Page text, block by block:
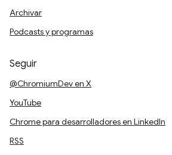
Archivar
Podcasts y programas
Seguir
@ChromiumDev en X
YouTube
Chrome para desarrolladores en LinkedIn
RSS